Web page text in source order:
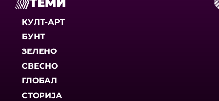
КУЛТ-АРТ
БУНТ
ЗЕЛЕНО
СВЕСНО
ГЛОБАЛ
СТОРИЈА